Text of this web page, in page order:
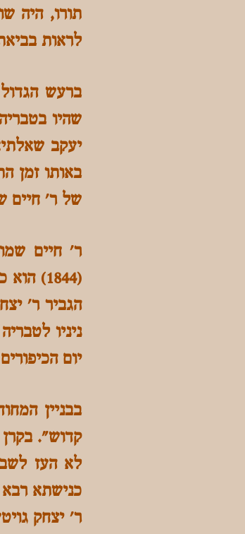
תורו, היה
לראות
יעקב
באותו זמן
של ר' חיים
ר' חיים
(1844)
יום הכיפורים
בבניין
קדוש".
לא העז
כנישתא